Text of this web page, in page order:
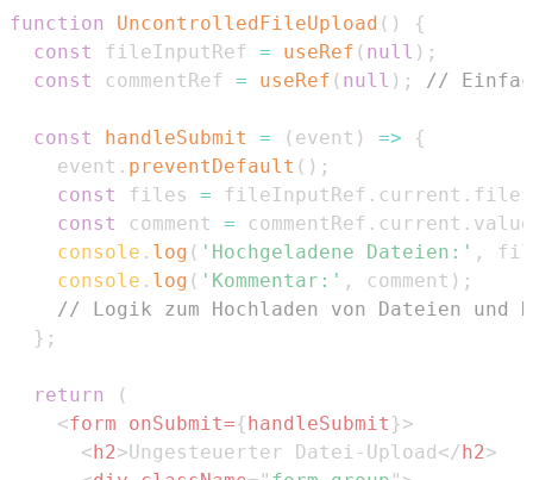
function UncontrolledFileUpload ( )
{
const
fileInputRef = useRef ( null ) ;
const
commentRef = useRef ( null ) ; //
const handleSubmit = ( event ) =>
{
    event
. preventDefault ( ) ;
const
files = fileInputRef . current . files
const
comment = commentRef . current . value
console . log ( 'Hochgeladene Dateien:' ,
console . log ( 'Kommentar:' , comment ) ;
// Logik zum Hochladen von Dateien und
} ;
return
(
<form onSubmit={ handleSubmit }>
< h2>Ungesteuerter Datei-Upload </ h2>